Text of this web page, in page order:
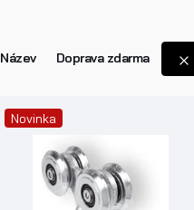
Název Doprava zdarma
Novinka